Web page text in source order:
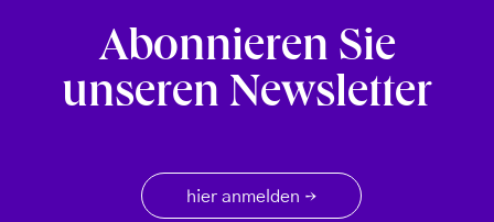
Abonnieren Sie
unseren Newsletter
hier anmelden →